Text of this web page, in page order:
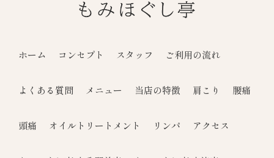
ホーム コンセプト スタッフ ご利用の流れ
よくある質問 メニュー 当店の特徴 肩こり 腰痛
頭痛 オイルトリートメント リンパ アクセス